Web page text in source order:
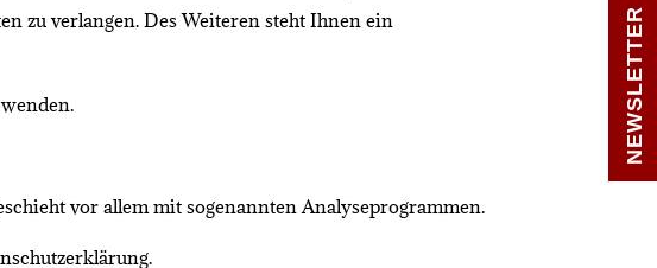
zu verlangen. Des Weiteren steht Ihnen ein
vor allem mit sogenannten Analyseprogrammen.
NEWSLETTER